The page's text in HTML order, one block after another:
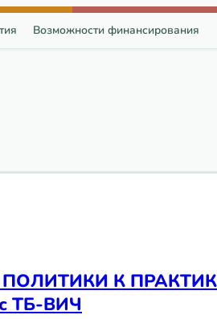
Возможности финансирования
ПОЛИТИКИ К
ТБ-ВИЧ